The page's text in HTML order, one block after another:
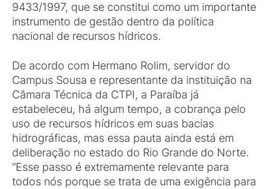
9433/1997, que se constitui como um importante
instrumento de gestão dentro da política
nacional de recursos hídricos.
De acordo com Hermano Rolim, servidor do
Campus Sousa e representante da instituição na
Câmara Técnica da CTPI, a Paraíba já
estabeleceu, há algum tempo, a cobrança pelo
uso de recursos hídricos em suas bacias
hidrográficas, mas essa pauta ainda está em
deliberação no estado do Rio Grande do Norte.
“Esse passo é extremamente relevante para
todos nós porque se trata de uma exigência para